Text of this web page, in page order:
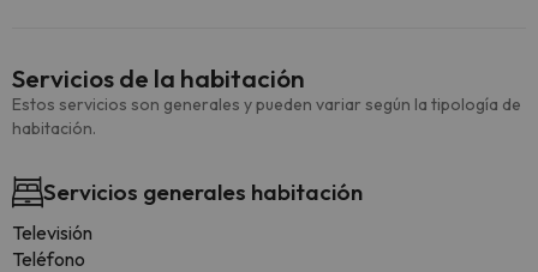
Servicios de la habitación
Estos servicios son generales y pueden variar según la tipología de
habitación.
Servicios generales habitación
Televisión
Teléfono